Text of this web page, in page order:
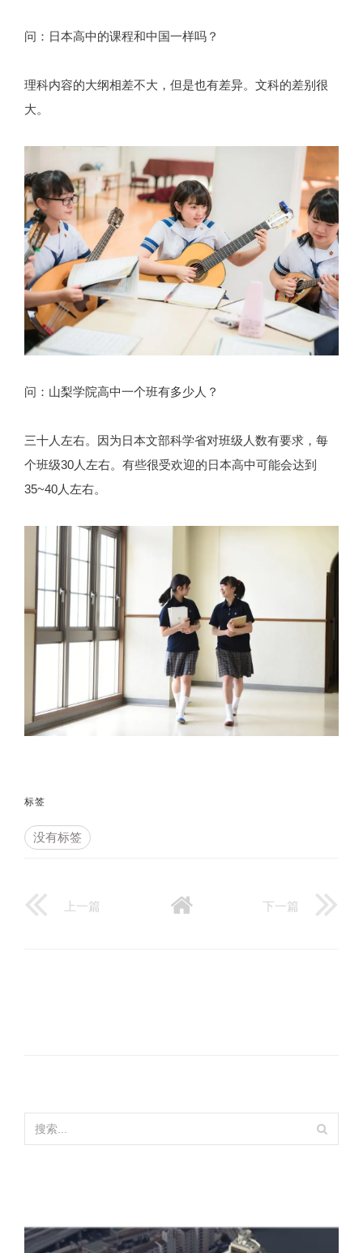
问：日本高中的课程和中国一样吗？
理科内容的大纲相差不大，但是也有差异。文科的差别很
大。
问：山梨学院高中一个班有多少人？
三十人左右。因为日本文部科学省对班级人数有要求，每
个班级30人左右。有些很受欢迎的日本高中可能会达到
35~40人左右。
标签
没有标签
上一篇 下一篇